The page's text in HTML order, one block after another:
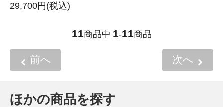
29,700円(税込)
11商品中 1-11商品
前へ 次へ
ほかの商品を探す